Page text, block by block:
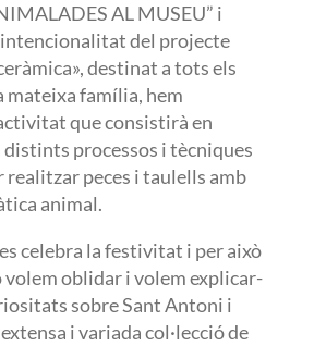
AL MUSEU” i
del projecte
destinat a tots els
mateixa família, hem
que consistirà en
distints processos i tècniques
realitzar peces i taulells amb
animal.
celebra la festivitat i per això
volem oblidar i volem explicar-
sobre Sant Antoni i
i variada col·lecció de